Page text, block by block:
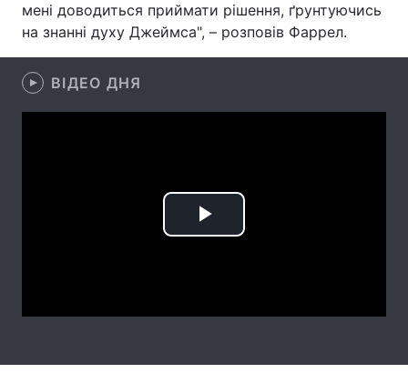
Відео з Youtube Статті
Архів
Тема оформлення
мені доводиться приймати рішення, ґрунтуючись
на знанні духу Джеймса", – розповів Фаррел.
ВІДЕО ДНЯ
Play